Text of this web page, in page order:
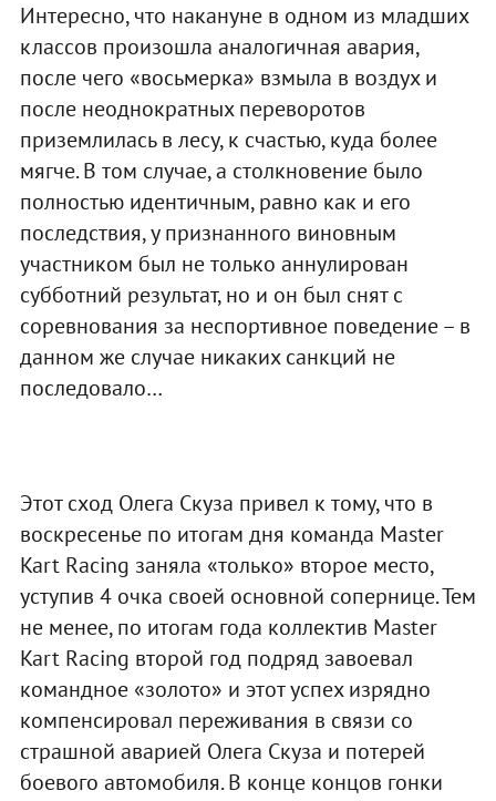
Интересно, что накануне в одном из младших
классов произошла аналогичная авария,
после чего «восьмерка» взмыла в воздух и
после неоднократных переворотов
приземлилась в лесу, к счастью, куда более
мягче. В том случае, а столкновение было
полностью идентичным, равно как и его
последствия, у признанного виновным
участником был не только аннулирован
субботний результат, но и он был снят с
соревнования за неспортивное поведение – в
данном же случае никаких санкций не
последовало…
Этот сход Олега Скуза привел к тому, что в
воскресенье по итогам дня команда Master
Kart Racing заняла «только» второе место,
уступив 4 очка своей основной сопернице. Тем
не менее, по итогам года коллектив Master
Kart Racing второй год подряд завоевал
командное «золото» и этот успех изрядно
компенсировал переживания в связи со
страшной аварией Олега Скуза и потерей
боевого автомобиля. В конце концов гонки